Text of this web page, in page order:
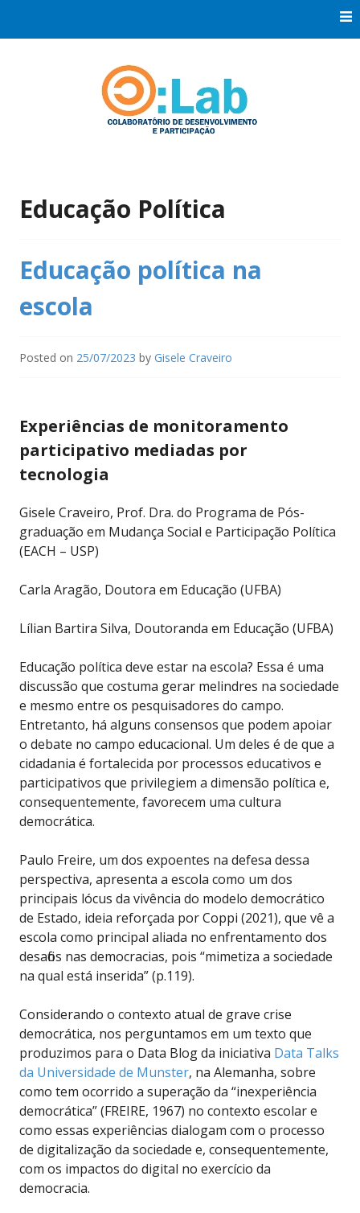
Educação Política
Educação política na
escola
Posted on 25/07/2023 by Gisele Craveiro
Experiências de monitoramento
participativo mediadas por
tecnologia
Gisele Craveiro, Prof. Dra. do Programa de Pós-
graduação em Mudança Social e Participação Política
(EACH – USP)
Carla Aragão, Doutora em Educação (UFBA)
Lílian Bartira Silva, Doutoranda em Educação (UFBA)
Educação política deve estar na escola? Essa é uma
discussão que costuma gerar melindres na sociedade
e mesmo entre os pesquisadores do campo.
Entretanto, há alguns consensos que podem apoiar
o debate no campo educacional. Um deles é de que a
cidadania é fortalecida por processos educativos e
participativos que privilegiem a dimensão política e,
consequentemente, favorecem uma cultura
democrática.
Paulo Freire, um dos expoentes na defesa dessa
perspectiva, apresenta a escola como um dos
principais lócus da vivência do modelo democrático
de Estado, ideia reforçada por Coppi (2021), que vê a
escola como principal aliada no enfrentamento dos
desafios nas democracias, pois “mimetiza a sociedade
na qual está inserida” (p.119).
Considerando o contexto atual de grave crise
democrática, nos perguntamos em um texto que
produzimos para o Data Blog da iniciativa Data Talks
da Universidade de Munster, na Alemanha, sobre
como tem ocorrido a superação da “inexperiência
democrática” (FREIRE, 1967) no contexto escolar e
como essas experiências dialogam com o processo
de digitalização da sociedade e, consequentemente,
com os impactos do digital no exercício da
democracia.